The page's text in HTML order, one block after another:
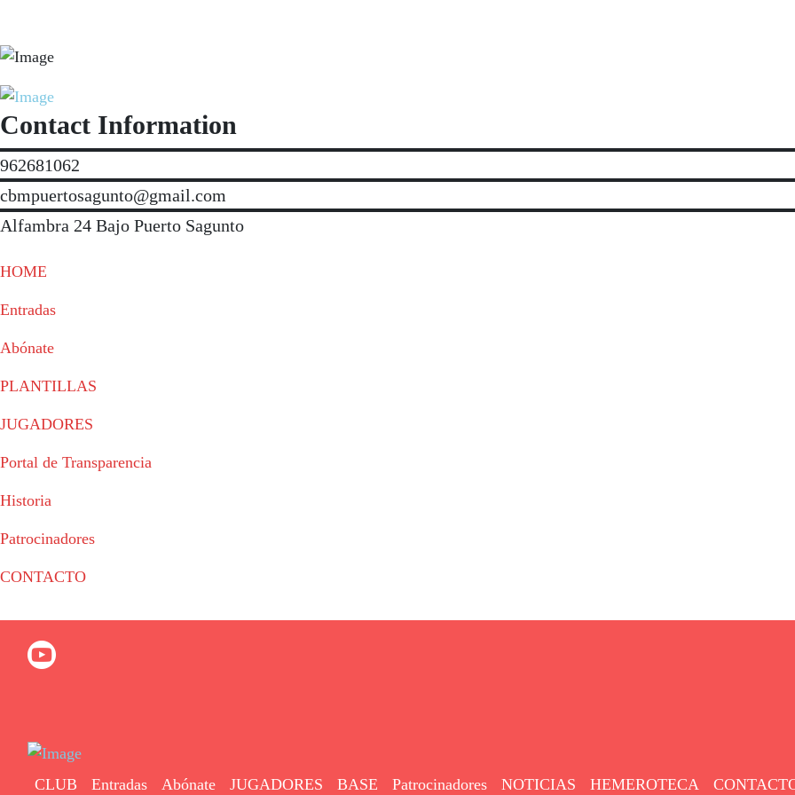
Contact Information
962681062
cbmpuertosagunto@gmail.com
Alfambra 24 Bajo Puerto Sagunto
HOME
Entradas
Abónate
PLANTILLAS
JUGADORES
Portal de Transparencia
Historia
Patrocinadores
CONTACTO
CLUB Entradas Abónate JUGADORES BASE Patrocinadores NOTICIAS HEMEROTECA